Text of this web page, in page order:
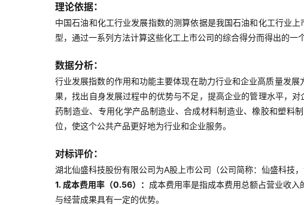
理论依据：
中国石油和化工行业发展指数的测算依据是我国石油和化工行业
型，通过一系列方法计算这些化工上市公司的综合得分而得出的一
数据分析：
行业发展指数的作用和功能主要体现在助力行业和企业高质量发
果，找出自身发展过程中的优势与不足，提高企业的管理水平，
药制造业、专用化学产品制造业、合成材料制造业、橡胶和塑料
位，使这个公共产品更好地为行业和企业服务。
对标评价：
湖北仙盛科技股份有限公司为A股上市公司（公司简称：仙盛科技
1. 成本费用率（0.56）： 成本费用率是指成本费用总额占营业收
与经营成果具有一定的优势。